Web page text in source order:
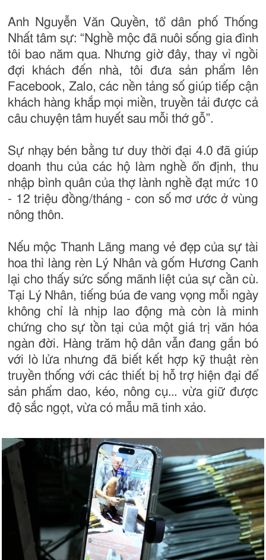
Anh Nguyễn Văn Quyền, tổ dân phố Thống
Nhất tâm sự: “Nghề mộc đã nuôi sống gia đình
tôi bao năm qua. Nhưng giờ đây, thay vì ngồi
đợi khách đến nhà, tôi đưa sản phẩm lên
Facebook, Zalo, các nền tảng số giúp tiếp cận
khách hàng khắp mọi miền, truyền tải được cả
câu chuyện tâm huyết sau mỗi thớ gỗ”.
Sự nhạy bén bằng tư duy thời đại 4.0 đã giúp
doanh thu của các hộ làm nghề ổn định, thu
nhập bình quân của thợ lành nghề đạt mức 10
- 12 triệu đồng/tháng - con số mơ ước ở vùng
nông thôn.
Nếu mộc Thanh Lãng mang vẻ đẹp của sự tài
hoa thì làng rèn Lý Nhân và gốm Hương Canh
lại cho thấy sức sống mãnh liệt của sự cần cù.
Tại Lý Nhân, tiếng búa đe vang vọng mỗi ngày
không chỉ là nhịp lao động mà còn là minh
chứng cho sự tồn tại của một giá trị văn hóa
ngàn đời. Hàng trăm hộ dân vẫn đang gắn bó
với lò lửa nhưng đã biết kết hợp kỹ thuật rèn
truyền thống với các thiết bị hỗ trợ hiện đại để
sản phẩm dao, kéo, nông cụ... vừa giữ được
độ sắc ngọt, vừa có mẫu mã tinh xảo.